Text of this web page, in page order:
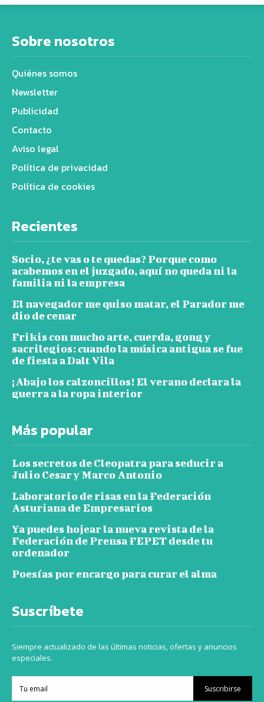
Sobre nosotros
Quiénes somos
Newsletter
Publicidad
Contacto
Aviso legal
Política de privacidad
Política de cookies
Recientes
Socio, ¿te vas o te quedas? Porque como
acabemos en el juzgado, aquí no queda ni la
familia ni la empresa
El navegador me quiso matar, el Parador me
dio de cenar
Frikis con mucho arte, cuerda, gong y
sacrilegios: cuando la música antigua se fue
de fiesta a Dalt Vila
¡Abajo los calzoncillos! El verano declara la
guerra a la ropa interior
Más popular
Los secretos de Cleopatra para seducir a
Julio Cesar y Marco Antonio
Laboratorio de risas en la Federación
Asturiana de Empresarios
Ya puedes hojear la nueva revista de la
Federación de Prensa FEPET desde tu
ordenador
Poesías por encargo para curar el alma
Suscríbete
Siempre actualizado de las últimas noticias, ofertas y anuncios
especiales.
Suscribirse